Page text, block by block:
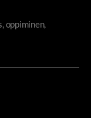
oppiminen,